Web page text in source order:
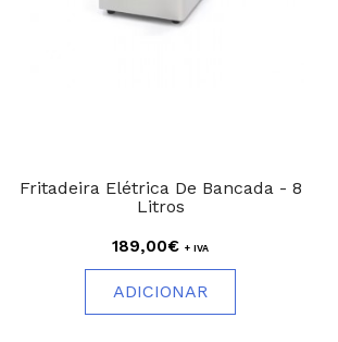
Fritadeira Elétrica De Bancada - 8
Litros
189,00€ + IVA
ADICIONAR